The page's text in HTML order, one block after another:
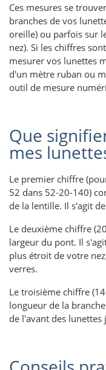
Ces mesures se
branches de vos
oreille) ou parfois sur
nez). Si les chiffres
mesurer vos lunettes
d'un mètre ruban ou
outil de mesure
Que
mes
Le premier chiffre
52 dans 52-20-140)
de la lentille. Il s'agit
Le deuxième chiffre
largeur du pont. Il
plus étroit de votre
verres.
Le troisième chiffre
longueur de la
de l'avant des